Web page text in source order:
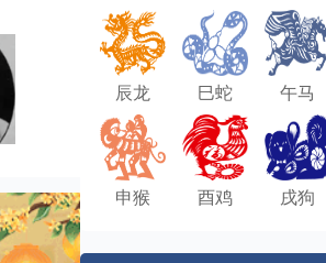
辰龙 巳蛇 午马
申猴 酉鸡 戌狗